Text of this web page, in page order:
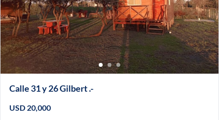
Calle 31 y 26 Gilbert .-
USD 20,000